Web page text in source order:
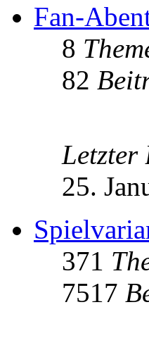
Fan-
8
82
Letzter
25.
371
7517